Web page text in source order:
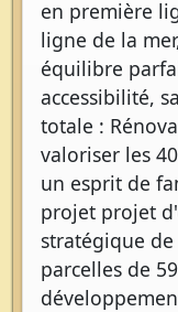
en première
ligne de la
équilibre
accessibilité,
totale :
valoriser les
un esprit de
projet projet
stratégique de
parcelles de